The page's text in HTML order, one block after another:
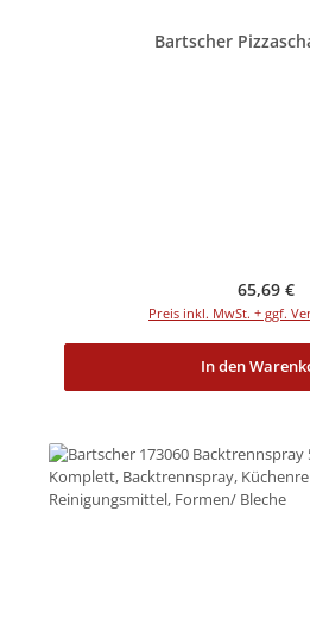
Bartscher
65,69 €
Preis inkl. MwSt. + ggf.
In den